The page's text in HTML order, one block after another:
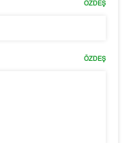
ÖZDEŞ
ÖZDEŞ